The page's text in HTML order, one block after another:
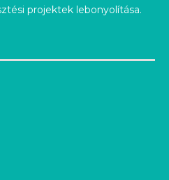
projektek lebonyolítása.